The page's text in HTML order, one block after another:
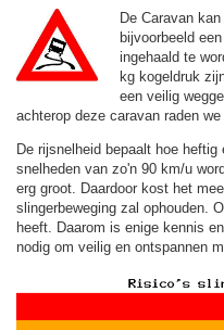
De Caravan
bijvoorbeeld
ingehaald te
kg kogeldruk
een veilig
achterop deze caravan raden
De rijsnelheid bepaalt hoe
snelheden van zo'n 90 km/u
erg groot. Daardoor kost het
slingerbeweging zal ophouden.
heeft. Daarom is enige kennis
nodig om veilig en ontspannen